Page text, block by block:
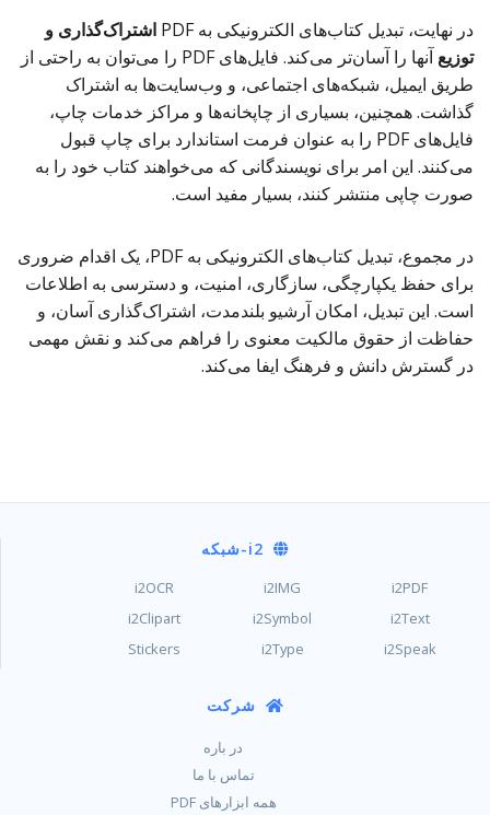
در نهایت، تبدیل کتاب‌های الکترونیکی به PDF
اشتراک‌گذاری و
توزیع
آنها را آسان‌تر می‌کند. فایل‌های PDF را می‌توان به راحتی از
طریق ایمیل، شبکه‌های اجتماعی، و وب‌سایت‌ها به اشتراک
گذاشت. همچنین، بسیاری از چاپخانه‌ها و مراکز خدمات چاپ،
فایل‌های PDF را به عنوان فرمت استاندارد برای چاپ قبول
می‌کنند. این امر برای نویسندگانی که می‌خواهند کتاب خود را به
صورت چاپی منتشر کنند، بسیار مفید است.
در مجموع، تبدیل کتاب‌های الکترونیکی به PDF، یک اقدام ضروری
برای حفظ یکپارچگی، سازگاری، امنیت، و دسترسی به اطلاعات
است. این تبدیل، امکان آرشیو بلندمدت، اشتراک‌گذاری آسان، و
حفاظت از حقوق مالکیت معنوی را فراهم می‌کند و نقش مهمی
در گسترش دانش و فرهنگ ایفا می‌کند.
i2-شبکه
i2PDF
i2IMG
i2OCR
i2Text
i2Symbol
i2Clipart
i2Speak
i2Type
Stickers
شرکت
در باره
تماس با ما
همه ابزارهای PDF